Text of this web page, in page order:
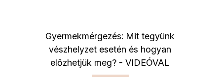
Gyermekmérgezés: Mit tegyünk
vészhelyzet esetén és hogyan
előzhetjük meg? - VIDEÓVAL